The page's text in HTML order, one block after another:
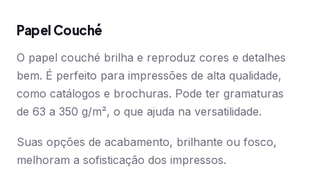
Papel Couché
O papel couché brilha e reproduz cores e detalhes
bem. É perfeito para impressões de alta qualidade,
como catálogos e brochuras. Pode ter gramaturas
de 63 a 350 g/m², o que ajuda na versatilidade.
Suas opções de acabamento, brilhante ou fosco,
melhoram a sofisticação dos impressos.